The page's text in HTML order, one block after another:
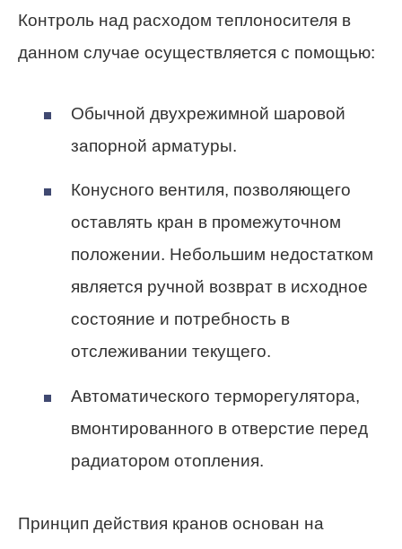
Контроль над расходом теплоносителя в
данном случае осуществляется с помощью:
Обычной двухрежимной шаровой
запорной арматуры.
Конусного вентиля, позволяющего
оставлять кран в промежуточном
положении. Небольшим недостатком
является ручной возврат в исходное
состояние и потребность в
отслеживании текущего.
Автоматического терморегулятора,
вмонтированного в отверстие перед
радиатором отопления.
Принцип действия кранов основан на